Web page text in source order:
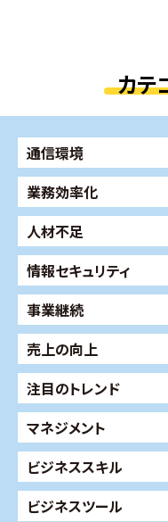
カ
通信環境
業務効率化
人材不足
情報セキュリティ
事業継続
売上の向上
注目のトレンド
マネジメント
ビジネススキル
ビジネスツール